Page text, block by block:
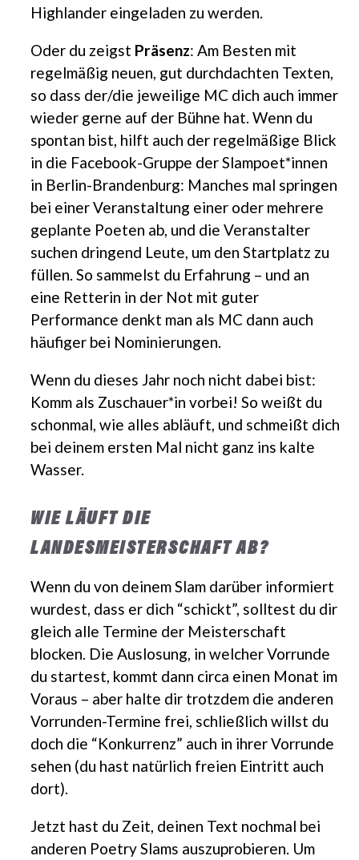
Highlander eingeladen zu werden.
Oder du zeigst Präsenz: Am Besten mit
regelmäßig neuen, gut durchdachten Texten,
so dass der/die jeweilige MC dich auch immer
wieder gerne auf der Bühne hat. Wenn du
spontan bist, hilft auch der regelmäßige Blick
in die Facebook-Gruppe der Slampoet*innen
in Berlin-Brandenburg: Manches mal springen
bei einer Veranstaltung einer oder mehrere
geplante Poeten ab, und die Veranstalter
suchen dringend Leute, um den Startplatz zu
füllen. So sammelst du Erfahrung – und an
eine Retterin in der Not mit guter
Performance denkt man als MC dann auch
häufiger bei Nominierungen.
Wenn du dieses Jahr noch nicht dabei bist:
Komm als Zuschauer*in vorbei! So weißt du
schonmal, wie alles abläuft, und schmeißt dich
bei deinem ersten Mal nicht ganz ins kalte
Wasser.
WIE LÄUFT DIE
LANDESMEISTERSCHAFT AB?
Wenn du von deinem Slam darüber informiert
wurdest, dass er dich “schickt”, solltest du dir
gleich alle Termine der Meisterschaft
blocken. Die Auslosung, in welcher Vorrunde
du startest, kommt dann circa einen Monat im
Voraus – aber halte dir trotzdem die anderen
Vorrunden-Termine frei, schließlich willst du
doch die “Konkurrenz” auch in ihrer Vorrunde
sehen (du hast natürlich freien Eintritt auch
dort).
Jetzt hast du Zeit, deinen Text nochmal bei
anderen Poetry Slams auszuprobieren. Um